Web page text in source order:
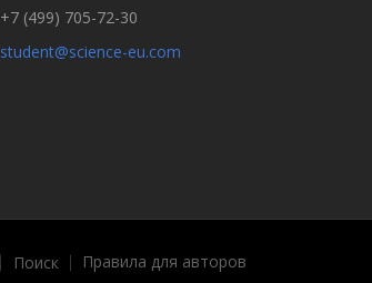
+7 (499) 705-72-30
student@science-eu.com
Поиск Правила для авторов